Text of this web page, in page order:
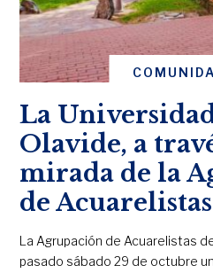
La
Olavide, a
mirada de la
de
La Agrupación de Acuarelistas
pasado sábado 29 de octubre